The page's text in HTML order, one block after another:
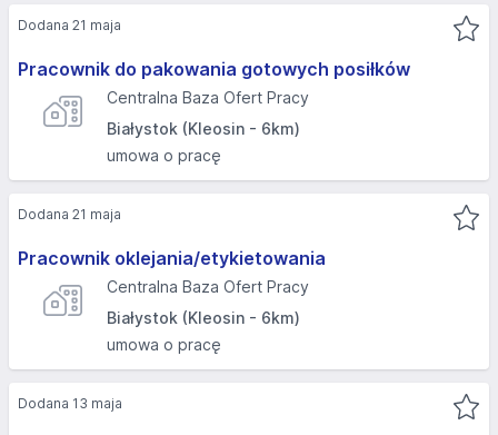
Pracownik do pakowania gotowych posiłków
Centralna Baza Ofert Pracy
Białystok (Kleosin - 6km)
umowa o pracę
Dodana 21 maja
Pracownik oklejania/etykietowania
Centralna Baza Ofert Pracy
Białystok (Kleosin - 6km)
umowa o pracę
Dodana 21 maja
Dodana 13 maja